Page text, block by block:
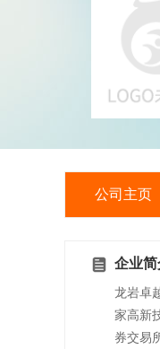
公司主页
企业简
龙岩卓
家高新
券交易